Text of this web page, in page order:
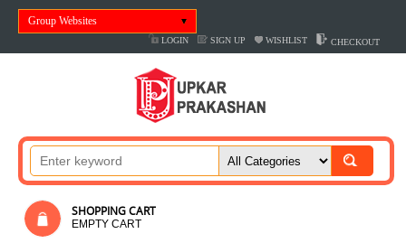
Group Websites
LOGIN SIGN UP WISHLIST CHECKOUT
SHOPPING CART
EMPTY CART